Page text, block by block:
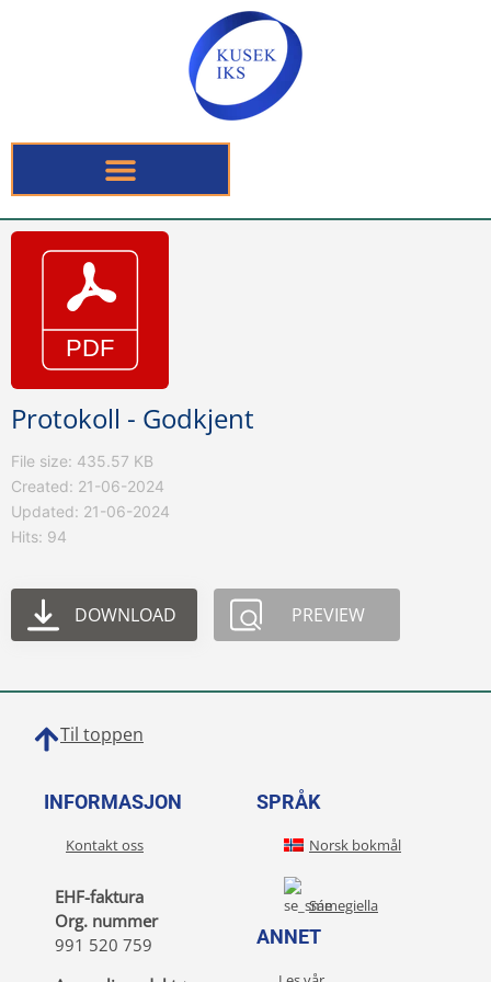
Protokoll - Godkjent
File size: 435.57 KB
Created: 21-06-2024
Updated: 21-06-2024
Hits: 94
DOWNLOAD PREVIEW
Til toppen
INFORMASJON
Kontakt oss
EHF-faktura
Org. nummer
991 520 759
SPRÅK
Norsk bokmål
Sámegiella
ANNET